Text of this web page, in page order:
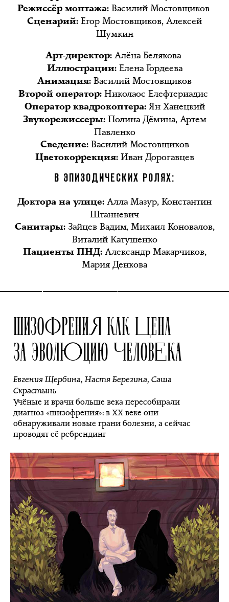
Режиссёр монтажа:Василий Мостовщиков
Сценарий: Егор Мостовщиков, Алексей
Шумкин
Арт-директор: Алёна Белякова
Иллюстрации:Елена Гордеева
Анимация: Василий Мостовщиков
Второй оператор: Николаос Елефтериадис
Оператор квадрокоптера:Ян Ханецкий
Звукорежиссеры:Полина Дёмина, Артем
Павленко
Сведение:Василий Мостовщиков
Цветокоррекция:Иван Дорогавцев
В ЭПИЗОДИЧЕСКИХ РОЛЯХ:
Доктора на улице: Алла Мазур, Константин
Штанневич
Санитары:Зайцев Вадим, Михаил Коновалов,
Виталий Катушенко
Пациенты ПНД: Александр Макарчиков,
Мария Денкова
ШИЗОФРЕНИЯ КАК ЦЕНА
ЗА ЭВОЛЮЦИЮ ЧЕЛОВЕКА
Евгения Щербина,Настя Березина,Саша
Скрастынь
Учёные и врачи больше века пересобирали
диагноз «шизофрения»: в ХХ веке они
обнаруживали новые грани болезни, а сейчас
проводят её ребрендинг